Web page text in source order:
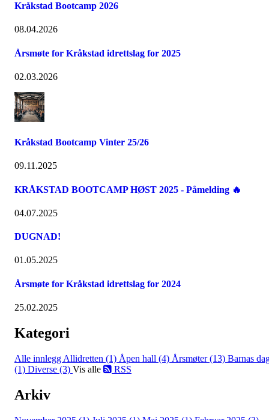
Kråkstad Bootcamp 2026
08.04.2026
Årsmøte for Kråkstad idrettslag for 2025
02.03.2026
Kråkstad Bootcamp Vinter 25/26
09.11.2025
KRÅKSTAD BOOTCAMP HØST 2025 - Påmelding 🔥
04.07.2025
DUGNAD!
01.05.2025
Årsmøte for Kråkstad idrettslag for 2024
25.02.2025
Kategori
Alle innlegg Allidretten (1) Åpen hall (4) Årsmøter (13) Barnas
(1) Diverse (3) Vis alle RSS
Arkiv